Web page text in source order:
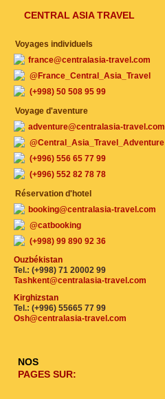
CENTRAL ASIA TRAVEL
Voyages individuels
france@centralasia-travel.com
@France_Central_Asia_Travel
(+998) 50 508 95 99
Voyage d'aventure
adventure@centralasia-travel.com
@Central_Asia_Travel_Adventure
(+996) 556 65 77 99
(+996) 552 82 78 78
Réservation d'hotel
booking@centralasia-travel.com
@catbooking
(+998) 99 890 92 36
Ouzbékistan
Tel.: (+998) 71 20002 99
Tashkent@centralasia-travel.com
Kirghizstan
Tel.: (+996) 55665 77 99
Osh@centralasia-travel.com
NOS
PAGES SUR: